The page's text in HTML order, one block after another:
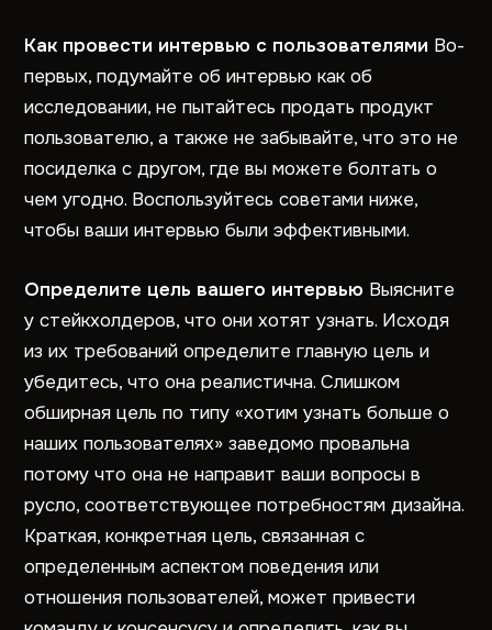
Как провести интервью с пользователями Во-
первых, подумайте об интервью как об
исследовании, не пытайтесь продать продукт
пользователю, а также не забывайте, что это не
посиделка с другом, где вы можете болтать о
чем угодно. Воспользуйтесь советами ниже,
чтобы ваши интервью были эффективными.
Определите цель вашего интервью Выясните
у стейкхолдеров, что они хотят узнать. Исходя
из их требований определите главную цель и
убедитесь, что она реалистична. Слишком
обширная цель по типу «хотим узнать больше о
наших пользователях» заведомо провальна
потому что она не направит ваши вопросы в
русло, соответствующее потребностям дизайна.
Краткая, конкретная цель, связанная с
определенным аспектом поведения или
отношения пользователей, может привести